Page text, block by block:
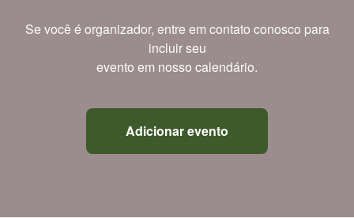
Se você é organizador, entre em contato conosco para
incluir seu
evento em nosso calendário.
Adicionar evento